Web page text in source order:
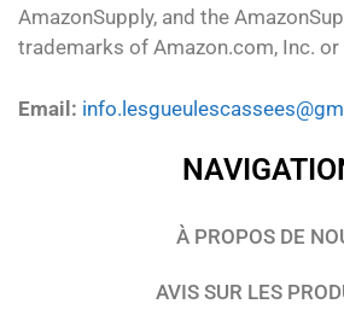
AmazonSupply, and the
trademarks of Amazon.com, Inc.
Email:
À PROPOS DE
AVIS SUR LES